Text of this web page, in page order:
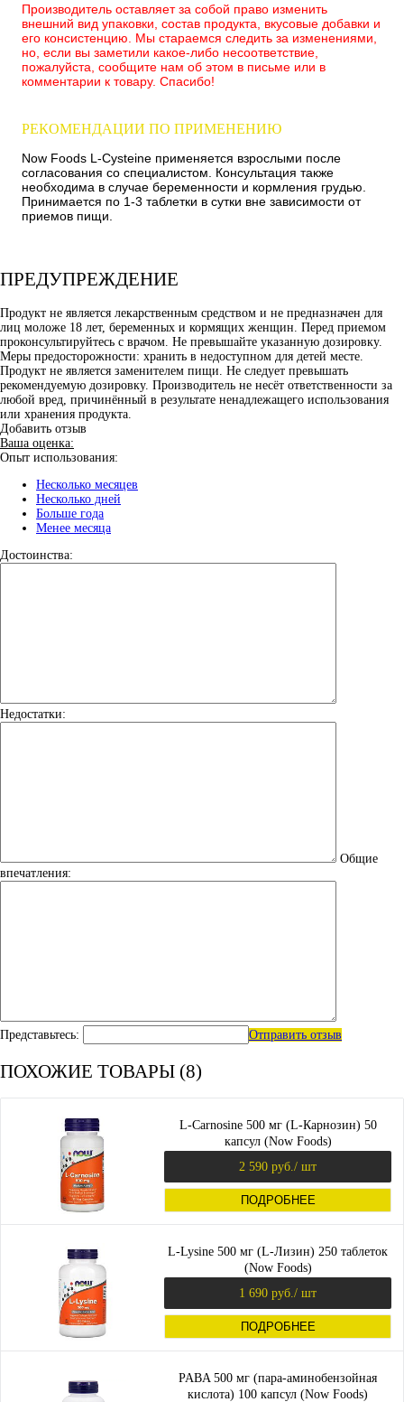
Производитель оставляет за собой право изменить
внешний вид упаковки, состав продукта, вкусовые добавки и
его консистенцию. Мы стараемся следить за изменениями,
но, если вы заметили какое-либо несоответствие,
пожалуйста, сообщите нам об этом в письме или в
комментарии к товару. Спасибо!
РЕКОМЕНДАЦИИ ПО ПРИМЕНЕНИЮ
Now Foods L-Cysteine применяется взрослыми после
согласования со специалистом. Консультация также
необходима в случае беременности и кормления грудью.
Принимается по 1-3 таблетки в сутки вне зависимости от
приемов пищи.
ПРЕДУПРЕЖДЕНИЕ
Продукт не является лекарственным средством и не предназначен для
лиц моложе 18 лет, беременных и кормящих женщин. Перед приемом
проконсультируйтесь с врачом. Не превышайте указанную дозировку.
Меры предосторожности: хранить в недоступном для детей месте.
Продукт не является заменителем пищи. Не следует превышать
рекомендуемую дозировку. Производитель не несёт ответственности за
любой вред, причинённый в результате ненадлежащего использования
или хранения продукта.
Добавить отзыв
Ваша оценка:
Опыт использования:
Несколько месяцев
Несколько дней
Больше года
Менее месяца
Достоинства:
Недостатки:
Общие
впечатления:
Представьтесь: Отправить отзыв
ПОХОЖИЕ ТОВАРЫ (8)
L-Carnosine 500 мг (L-Карнозин) 50
капсул (Now Foods)
2 590 руб. / шт
ПОДРОБНЕЕ
L-Lysine 500 мг (L-Лизин) 250 таблеток
(Now Foods)
1 690 руб. / шт
ПОДРОБНЕЕ
PABA 500 мг (пара-аминобензойная
кислота) 100 капсул (Now Foods)